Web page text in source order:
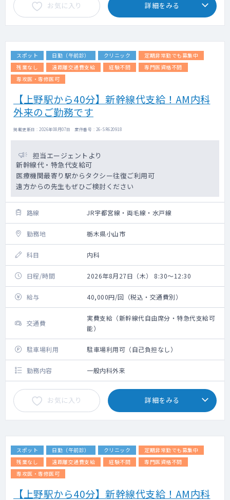
お気に入り 詳細をみる
スポット 日勤（午前診） クリニック
定期非常勤でも募集中
残業なし
遠距離交通費支給 経験不問
専門医資格不問
専攻医・専修医可
【上野駅から40分】新幹線代支給！AM内科
外来のご勤務です
掲載更新日 : 2026年08月07日 案件番号 : 26-SR620918
担当エージェントより
新幹線代・特急代支給可
医療機関最寄り駅からタクシー往復ご利用可
遠方からの先生もぜひご検討ください
路線 JR宇都宮線・両毛線・水戸線
勤務地 栃木県小山市
科目 内科
日程/時間 2026年8月27日（木） 8:30～12:30
給与 40,000円/回（税込・交通費別）
交通費
実費支給（新幹線代自由席分・特急代支給可
能）
駐車場利用 駐車場利用可（自己負担なし）
勤務内容 一般内科外来
お気に入り 詳細をみる
スポット 日勤（午前診） クリニック
定期非常勤でも募集中
残業なし
遠距離交通費支給 経験不問
専門医資格不問
専攻医・専修医可
【上野駅から40分】新幹線代支給！AM内科